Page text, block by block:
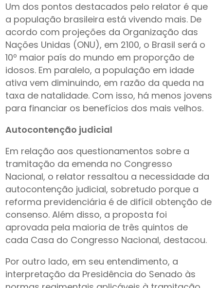
Um dos pontos destacados pelo relator é que
a população brasileira está vivendo mais. De
acordo com projeções da Organização das
Nações Unidas (ONU), em 2100, o Brasil será o
10º maior país do mundo em proporção de
idosos. Em paralelo, a população em idade
ativa vem diminuindo, em razão da queda na
taxa de natalidade. Com isso, há menos jovens
para financiar os benefícios dos mais velhos.
Autocontenção judicial
Em relação aos questionamentos sobre a
tramitação da emenda no Congresso
Nacional, o relator ressaltou a necessidade da
autocontenção judicial, sobretudo porque a
reforma previdenciária é de difícil obtenção de
consenso. Além disso, a proposta foi
aprovada pela maioria de três quintos de
cada Casa do Congresso Nacional, destacou.
Por outro lado, em seu entendimento, a
interpretação da Presidência do Senado às